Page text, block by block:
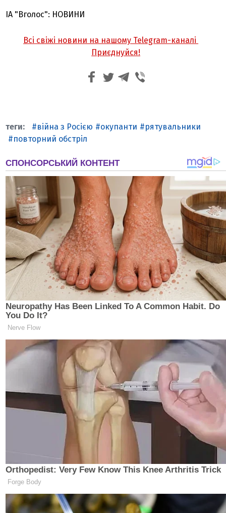
ІА "Вголос": НОВИНИ
Всі свіжі новини на нашому Telegram-каналі
Приєднуйся!
війна з Росією окупанти
рятувальники
повторний обстріл